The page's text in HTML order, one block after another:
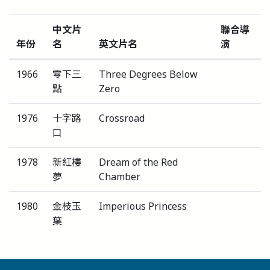
年份
中文片
名
英文片名
聯合導
演
1966
零下三
點
Three Degrees Below
Zero
1976
十字路
口
Crossroad
1978
新紅樓
夢
Dream of the Red
Chamber
1980
金枝玉
葉
Imperious Princess